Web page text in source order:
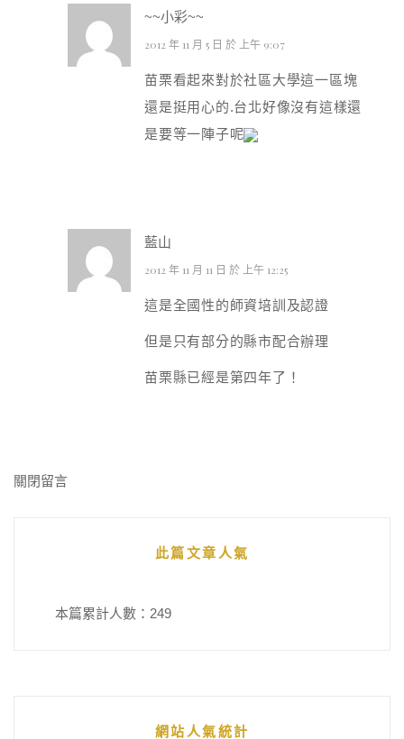
~~小彩~~
2012 年 11 月 5 日 於 上午 9:07
苗栗看起來對於社區大學這一區塊
還是挺用心的.台北好像沒有這樣還
是要等一陣子呢
藍山
2012 年 11 月 11 日 於 上午 12:25
這是全國性的師資培訓及認證
但是只有部分的縣市配合辦理
苗栗縣已經是第四年了！
關閉留言
此篇文章人氣
本篇累計人數： 249
網站人氣統計